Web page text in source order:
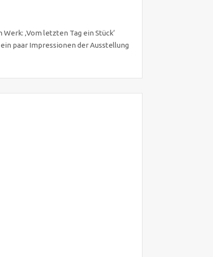
‚Vom letzten Tag ein Stück‘
paar Impressionen der Ausstellung